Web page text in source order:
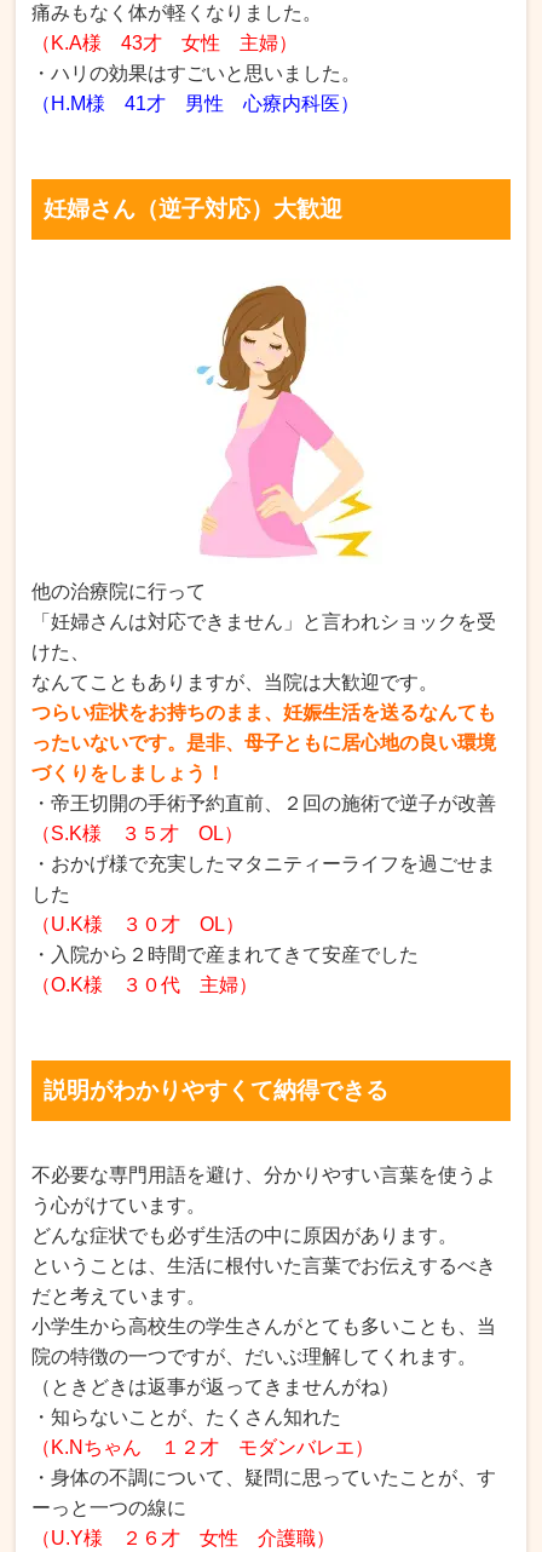
痛みもなく体が軽くなりました。
（K.A様 43才 女性 主婦）
・ハリの効果はすごいと思いました。
（H.M様 41才 男性 心療内科医）
妊婦さん（逆子対応）大歓迎
他の治療院に行って
「妊婦さんは対応できません」と言われショックを受
けた、
なんてこともありますが、当院は大歓迎です。
つらい症状をお持ちのまま、妊娠生活を送るなんても
ったいないです。是非、母子ともに居心地の良い環境
づくりをしましょう！
・帝王切開の手術予約直前、２回の施術で逆子が改善
（S.K様 ３５才 OL）
・おかげ様で充実したマタニティーライフを過ごせま
した
（U.K様 ３０才 OL）
・入院から２時間で産まれてきて安産でした
（O.K様 ３０代 主婦）
説明がわかりやすくて納得できる
不必要な専門用語を避け、分かりやすい言葉を使うよ
う心がけています。
どんな症状でも必ず生活の中に原因があります。
ということは、生活に根付いた言葉でお伝えするべき
だと考えています。
小学生から高校生の学生さんがとても多いことも、当
院の特徴の一つですが、だいぶ理解してくれます。
（ときどきは返事が返ってきませんがね）
・知らないことが、たくさん知れた
（K.Nちゃん １２才 モダンバレエ）
・身体の不調について、疑問に思っていたことが、す
ーっと一つの線に
（U.Y様 ２６才 女性 介護職）